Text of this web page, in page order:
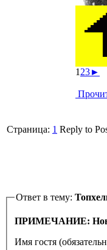
1 23►
Страница: 1 Reply to
Ответ в тему:
ПРИМЕЧАНИЕ:
Имя гостя